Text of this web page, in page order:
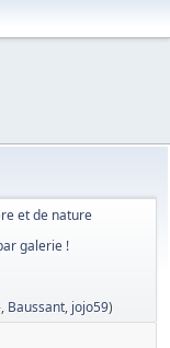
et de nature
galerie !
, Baussant, jojo59)